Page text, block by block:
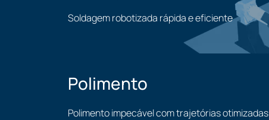
Soldagem robotizada rápida e eficiente
Polimento
Polimento impecável com trajetórias otimizadas